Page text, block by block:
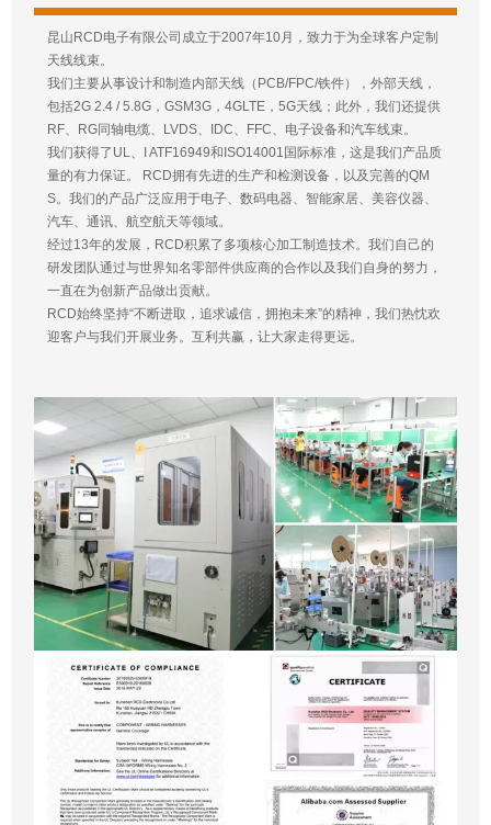
昆山RCD电子有限公司成立于2007年10月，致力于为全球客户定制
天线线束。
我们主要从事设计和制造内部天线（PCB/FPC/铁件），外部天线，
包括2G 2.4 / 5.8G，GSM3G，4GLTE，5G天线；此外，我们还提供
RF、RG同轴电缆、LVDS、IDC、FFC、电子设备和汽车线束。
我们获得了UL、I ATF16949和ISO14001国际标准，这是我们产品质
量的有力保证。 RCD拥有先进的生产和检测设备，以及完善的QM
S。我们的产品广泛应用于电子、数码电器、智能家居、美容仪器、
汽车、通讯、航空航天等领域。
经过13年的发展，RCD积累了多项核心加工制造技术。我们自己的
研发团队通过与世界知名零部件供应商的合作以及我们自身的努力，
一直在为创新产品做出贡献。
RCD始终坚持“不断进取，追求诚信，拥抱未来”的精神，我们热忱欢
迎客户与我们开展业务。互利共赢，让大家走得更远。